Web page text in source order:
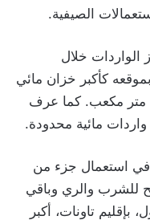
الصيفية.
خلال
كأكبر خزان مائي
يتجاوز 3 مليارات متر مكعب. كما عرف
مائية محدودة.
استعمال جزء من
للشرب والري وباقي
تاونات، أكبر